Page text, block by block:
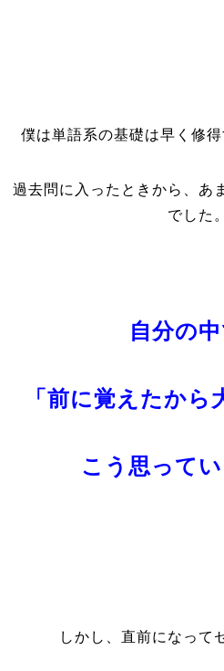
僕は単語系の基礎は早く修
過去問に入ったときから、あ
でした。
自分の
「前に覚えたから
こう思ってい
しかし、直前になって